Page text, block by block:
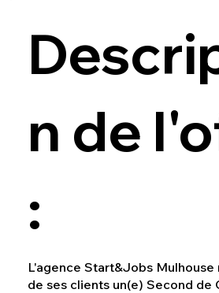
n de
:
L'agence Start&Jobs
de ses clients un(e) Second de